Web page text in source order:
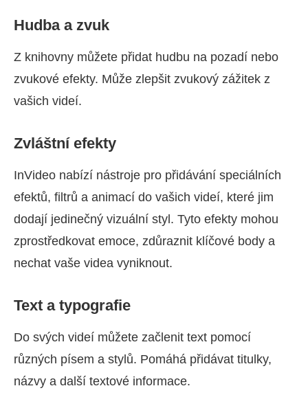
Hudba a zvuk
Z knihovny můžete přidat hudbu na pozadí nebo
zvukové efekty. Může zlepšit zvukový zážitek z
vašich videí.
Zvláštní efekty
InVideo nabízí nástroje pro přidávání speciálních
efektů, filtrů a animací do vašich videí, které jim
dodají jedinečný vizuální styl. Tyto efekty mohou
zprostředkovat emoce, zdůraznit klíčové body a
nechat vaše videa vyniknout.
Text a typografie
Do svých videí můžete začlenit text pomocí
různých písem a stylů. Pomáhá přidávat titulky,
názvy a další textové informace.